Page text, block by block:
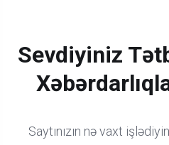
Sevdiyiniz
Saytınızın nə vaxt